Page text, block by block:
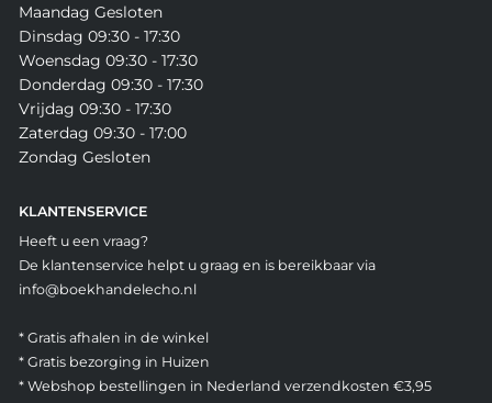
Maandag Gesloten
Dinsdag 09:30 - 17:30
Woensdag 09:30 - 17:30
Donderdag 09:30 - 17:30
Vrijdag 09:30 - 17:30
Zaterdag 09:30 - 17:00
Zondag Gesloten
KLANTENSERVICE
Heeft u een vraag?
De klantenservice helpt u graag en is bereikbaar via
info@boekhandelecho.nl
* Gratis afhalen in de winkel
* Gratis bezorging in Huizen
* Webshop bestellingen in Nederland verzendkosten €3,95